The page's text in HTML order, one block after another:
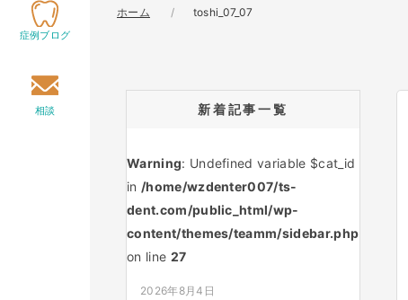
症例ブログ
相談
ホーム toshi_07_07
新着記事一覧
Warning: Undefined variable $cat_id
in /home/wzdenter007/ts-
dent.com/public_html/wp-
content/themes/teamm/sidebar.php
on line 27
2026年8月4日